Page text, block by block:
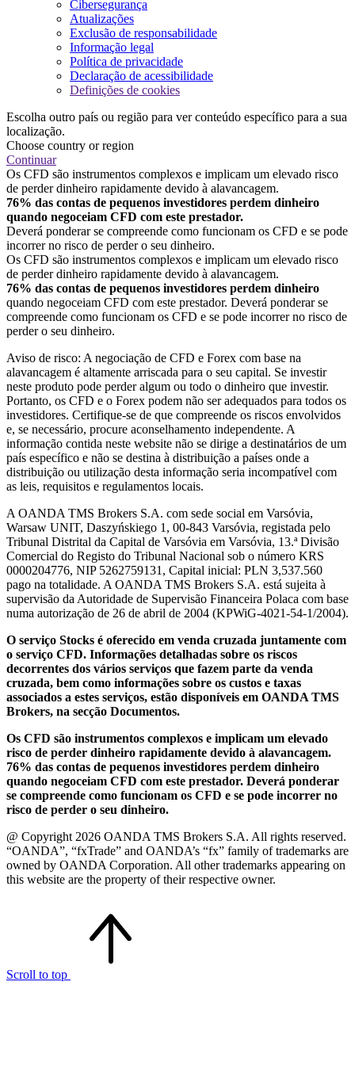
Cibersegurança
Atualizações
Exclusão de responsabilidade
Informação legal
Política de privacidade
Declaração de acessibilidade
Definições de cookies
Escolha outro país ou região para ver conteúdo específico para a sua
localização.
Choose country or region
Continuar
Os CFD são instrumentos complexos e implicam um elevado risco
de perder dinheiro rapidamente devido à alavancagem.
76% das contas de pequenos investidores perdem dinheiro
quando negoceiam CFD com este prestador.
Deverá ponderar se compreende como funcionam os CFD e se pode
incorrer no risco de perder o seu dinheiro.
Os CFD são instrumentos complexos e implicam um elevado risco
de perder dinheiro rapidamente devido à alavancagem.
76% das contas de pequenos investidores perdem dinheiro
quando negoceiam CFD com este prestador. Deverá ponderar se
compreende como funcionam os CFD e se pode incorrer no risco de
perder o seu dinheiro.
Aviso de risco: A negociação de CFD e Forex com base na
alavancagem é altamente arriscada para o seu capital. Se investir
neste produto pode perder algum ou todo o dinheiro que investir.
Portanto, os CFD e o Forex podem não ser adequados para todos os
investidores. Certifique-se de que compreende os riscos envolvidos
e, se necessário, procure aconselhamento independente. A
informação contida neste website não se dirige a destinatários de um
país específico e não se destina à distribuição a países onde a
distribuição ou utilização desta informação seria incompatível com
as leis, requisitos e regulamentos locais.
A OANDA TMS Brokers S.A. com sede social em Varsóvia,
Warsaw UNIT, Daszyńskiego 1, 00-843 Varsóvia, registada pelo
Tribunal Distrital da Capital de Varsóvia em Varsóvia, 13.ª Divisão
Comercial do Registo do Tribunal Nacional sob o número KRS
0000204776, NIP 5262759131, Capital inicial: PLN 3,537.560
pago na totalidade. A OANDA TMS Brokers S.A. está sujeita à
supervisão da Autoridade de Supervisão Financeira Polaca com base
numa autorização de 26 de abril de 2004 (KPWiG-4021-54-1/2004).
O serviço Stocks é oferecido em venda cruzada juntamente com
o serviço CFD. Informações detalhadas sobre os riscos
decorrentes dos vários serviços que fazem parte da venda
cruzada, bem como informações sobre os custos e taxas
associados a estes serviços, estão disponíveis em OANDA TMS
Brokers, na secção Documentos.
Os CFD são instrumentos complexos e implicam um elevado
risco de perder dinheiro rapidamente devido à alavancagem.
76% das contas de pequenos investidores perdem dinheiro
quando negoceiam CFD com este prestador. Deverá ponderar
se compreende como funcionam os CFD e se pode incorrer no
risco de perder o seu dinheiro.
@ Copyright 2026 OANDA TMS Brokers S.A. All rights reserved.
“OANDA”, “fxTrade” and OANDA’s “fx” family of trademarks are
owned by OANDA Corporation. All other trademarks appearing on
this website are the property of their respective owner.
Scroll to top